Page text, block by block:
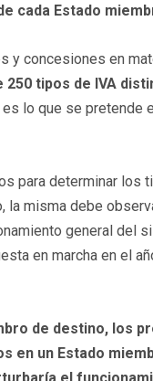
cada Estado
y concesiones en
tipos de IVA
lo que se pretende
para determinar los
la misma debe
general del
en marcha en el
de destino, los
en un Estado
el